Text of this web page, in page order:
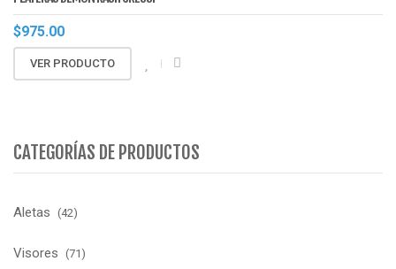
$975.00
VER PRODUCTO
CATEGORÍAS DE PRODUCTOS
Aletas (42)
Visores (71)